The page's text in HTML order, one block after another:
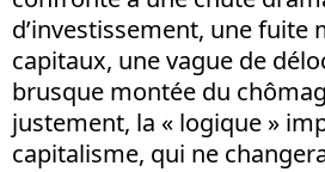
d’investissement, une fuite
capitaux, une vague de
brusque montée du
justement, la « logique »
capitalisme, qui ne